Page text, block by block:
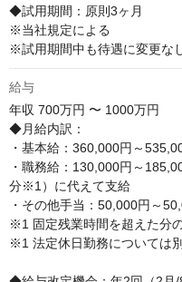
◆試用期間：原則3ヶ月
※当社規定による
※試用期間中も待遇に変更な
給与
年収 700万円 〜 1000万円
◆月給内訳：
・基本給：360,000円～
・職務給：130,000円～
分※1）に代えて支給
・その他手当：50,000円～
※1 固定残業時間を超えた分
※1 法定休日勤務については